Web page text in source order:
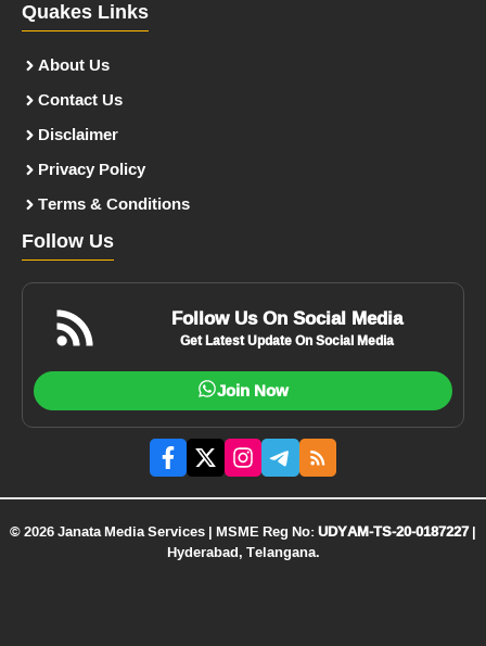
Quakes Links
About Us
Contact Us
Disclaimer
Privacy Policy
Terms & Conditions
Follow Us
Follow Us On Social Media
Get Latest Update On Social Media
Join Now
© 2026 Janata Media Services | MSME Reg No:UDYAM-TS-20-0187227|
Hyderabad, Telangana.